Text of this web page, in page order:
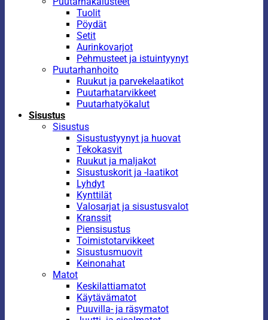
Tuolit
Pöydät
Setit
Aurinkovarjot
Pehmusteet ja istuintyynyt
Puutarhanhoito
Ruukut ja parvekelaatikot
Puutarhatarvikkeet
Puutarhatyökalut
Sisustus
Sisustus
Sisustustyynyt ja huovat
Tekokasvit
Ruukut ja maljakot
Sisustuskorit ja -laatikot
Lyhdyt
Kynttilät
Valosarjat ja sisustusvalot
Kranssit
Piensisustus
Toimistotarvikkeet
Sisustusmuovit
Keinonahat
Matot
Keskilattiamatot
Käytävämatot
Puuvilla- ja räsymatot